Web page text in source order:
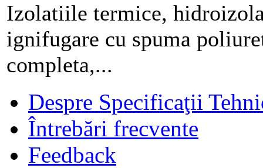
Izolatiile termice,
ignifugare cu spuma
completa,...
Despre Specificaţii
Întrebări frecvente
Feedback